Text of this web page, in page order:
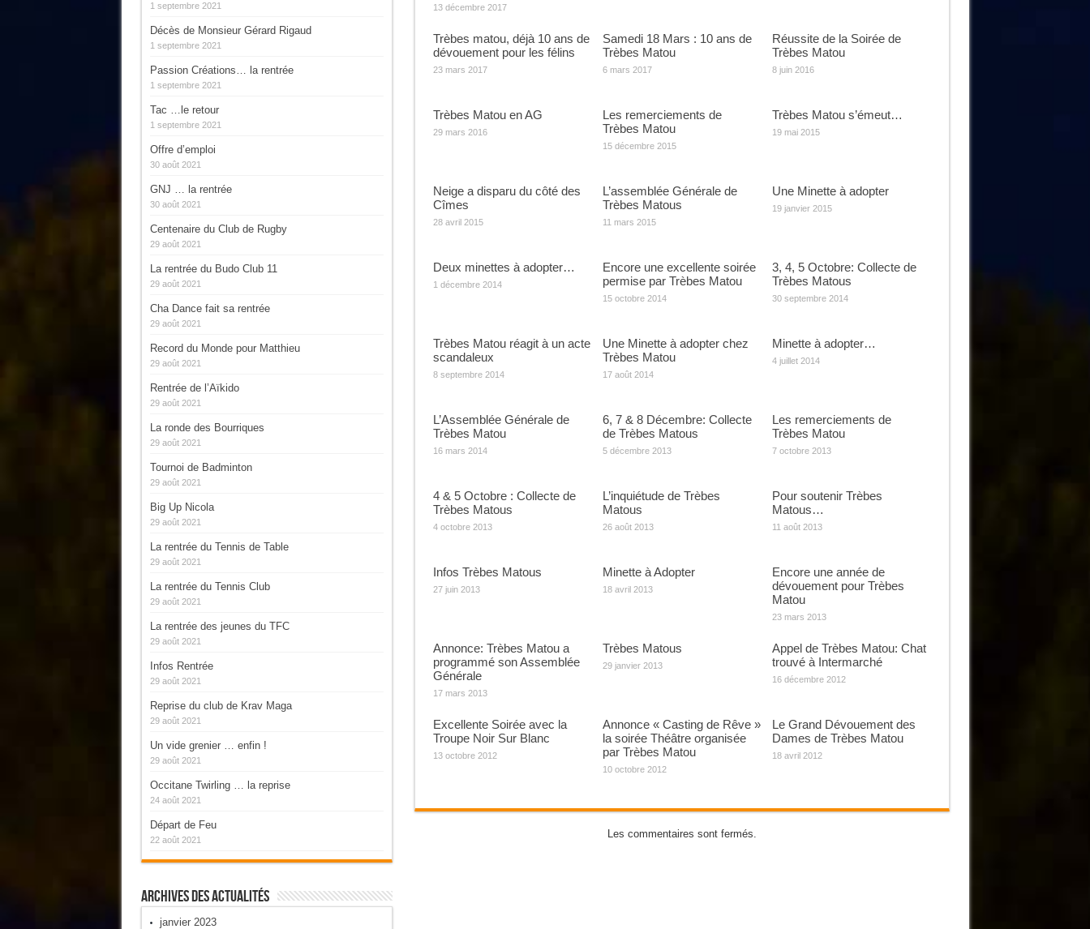
13 décembre 2017
Trèbes matou, déjà 10 ans de
dévouement pour les félins
23 mars 2017
Samedi 18 Mars : 10 ans de
Trèbes Matou
6 mars 2017
Réussite de la Soirée de
Trèbes Matou
8 juin 2016
Trèbes Matou en AG
29 mars 2016
Les remerciements de
Trèbes Matou
15 décembre 2015
Trèbes Matou s’émeut…
19 mai 2015
Neige a disparu du côté des
Cîmes
28 avril 2015
L’assemblée Générale de
Trèbes Matous
11 mars 2015
Une Minette à adopter
19 janvier 2015
Deux minettes à adopter…
1 décembre 2014
Encore une excellente soirée
permise par Trèbes Matou
15 octobre 2014
3, 4, 5 Octobre: Collecte de
Trèbes Matous
30 septembre 2014
Trèbes Matou réagit à un acte
scandaleux
8 septembre 2014
Une Minette à adopter chez
Trèbes Matou
17 août 2014
Minette à adopter…
4 juillet 2014
L’Assemblée Générale de
Trèbes Matou
16 mars 2014
6, 7 & 8 Décembre: Collecte
de Trèbes Matous
5 décembre 2013
Les remerciements de
Trèbes Matou
7 octobre 2013
4 & 5 Octobre : Collecte de
Trèbes Matous
4 octobre 2013
L’inquiétude de Trèbes
Matous
26 août 2013
Pour soutenir Trèbes
Matous…
11 août 2013
Infos Trèbes Matous
27 juin 2013
Minette à Adopter
18 avril 2013
Encore une année de
dévouement pour Trèbes
Matou
23 mars 2013
Annonce: Trèbes Matou a
programmé son Assemblée
Générale
17 mars 2013
Trèbes Matous
29 janvier 2013
Appel de Trèbes Matou: Chat
trouvé à Intermarché
16 décembre 2012
Excellente Soirée avec la
Troupe Noir Sur Blanc
13 octobre 2012
Annonce « Casting de Rêve »
la soirée Théâtre organisée
par Trèbes Matou
10 octobre 2012
Le Grand Dévouement des
Dames de Trèbes Matou
18 avril 2012
Les commentaires sont fermés.
1 septembre 2021
Décès de Monsieur Gérard Rigaud
1 septembre 2021
Passion Créations… la rentrée
1 septembre 2021
Tac …le retour
1 septembre 2021
Offre d’emploi
30 août 2021
GNJ … la rentrée
30 août 2021
Centenaire du Club de Rugby
29 août 2021
La rentrée du Budo Club 11
29 août 2021
Cha Dance fait sa rentrée
29 août 2021
Record du Monde pour Matthieu
29 août 2021
Rentrée de l’Aïkido
29 août 2021
La ronde des Bourriques
29 août 2021
Tournoi de Badminton
29 août 2021
Big Up Nicola
29 août 2021
La rentrée du Tennis de Table
29 août 2021
La rentrée du Tennis Club
29 août 2021
La rentrée des jeunes du TFC
29 août 2021
Infos Rentrée
29 août 2021
Reprise du club de Krav Maga
29 août 2021
Un vide grenier … enfin !
29 août 2021
Occitane Twirling … la reprise
24 août 2021
Départ de Feu
22 août 2021
Archives Des Actualités
janvier 2023